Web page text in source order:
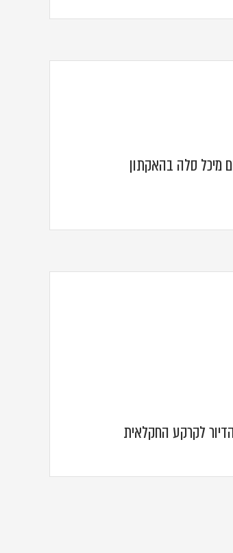
מיכל סלה בהאקתון
לקרקע החקלאית